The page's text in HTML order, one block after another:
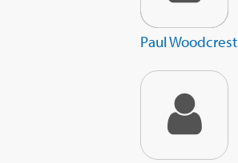
Paul Woodcrest